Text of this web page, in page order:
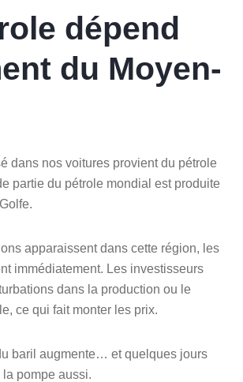
dépend
du Moyen-
dans nos voitures provient du pétrole
partie du pétrole mondial est produite
apparaissent dans cette région, les
immédiatement. Les investisseurs
dans la production ou le
ce qui fait monter les prix.
baril augmente… et quelques jours
pompe aussi.